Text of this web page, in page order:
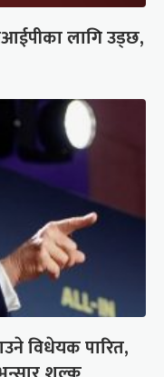
लागि उड्छ,
विधेयक पारित,